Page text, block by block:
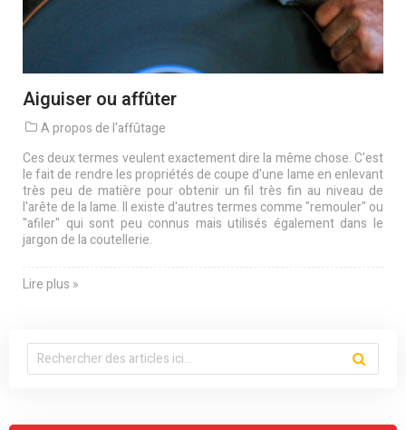
Aiguiser ou affûter
A propos de l'affûtage
Ces deux termes veulent exactement dire la même chose. C'est
le fait de rendre les propriétés de coupe d'une lame en enlevant
très peu de matière pour obtenir un fil très fin au niveau de
l'arête de la lame. Il existe d'autres termes comme "remouler" ou
"afiler" qui sont peu connus mais utilisés également dans le
jargon de la coutellerie.
Lire plus »